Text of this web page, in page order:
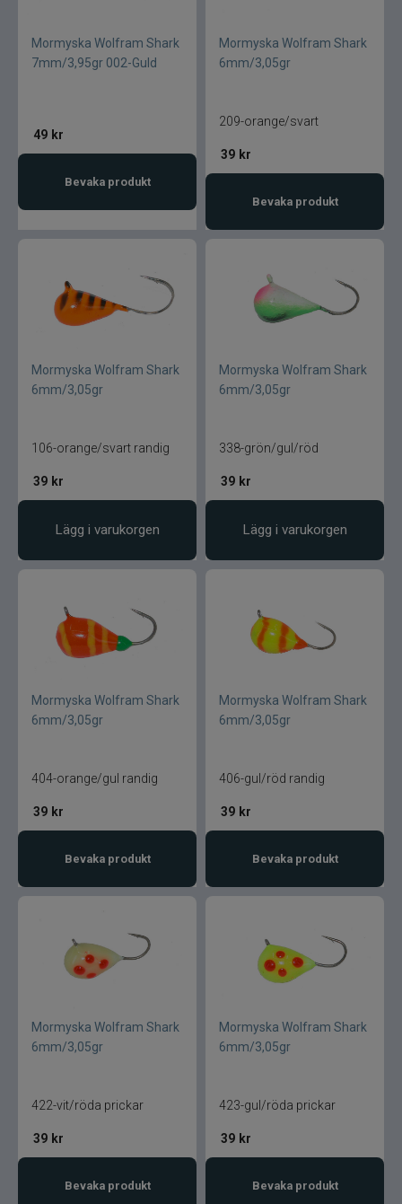
Mormyska Wolfram Shark
7mm/3,95gr 002-Guld
49 kr
Bevaka produkt
Mormyska Wolfram Shark
6mm/3,05gr
209-orange/svart
39 kr
Bevaka produkt
Mormyska Wolfram Shark
6mm/3,05gr
106-orange/svart randig
39 kr
Lägg i varukorgen
Mormyska Wolfram Shark
6mm/3,05gr
338-grön/gul/röd
39 kr
Lägg i varukorgen
Mormyska Wolfram Shark
6mm/3,05gr
404-orange/gul randig
39 kr
Bevaka produkt
Mormyska Wolfram Shark
6mm/3,05gr
406-gul/röd randig
39 kr
Bevaka produkt
Mormyska Wolfram Shark
6mm/3,05gr
422-vit/röda prickar
39 kr
Bevaka produkt
Mormyska Wolfram Shark
6mm/3,05gr
423-gul/röda prickar
39 kr
Bevaka produkt